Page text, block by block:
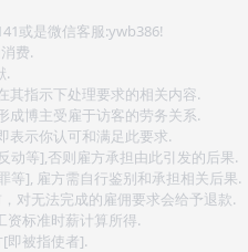
或是微信客服:ywb386!
费.
.
其指示下处理要求的相关内容.
成博主受雇于访客的劳务关系.
表示你认可和满足此要求.
动等],否则雇方承担由此引发的后果.
], 雇方需自行鉴别和承担相关后果.
对无法完成的雇佣要求会给予退款.
标准时薪计算所得.
即被指使者].